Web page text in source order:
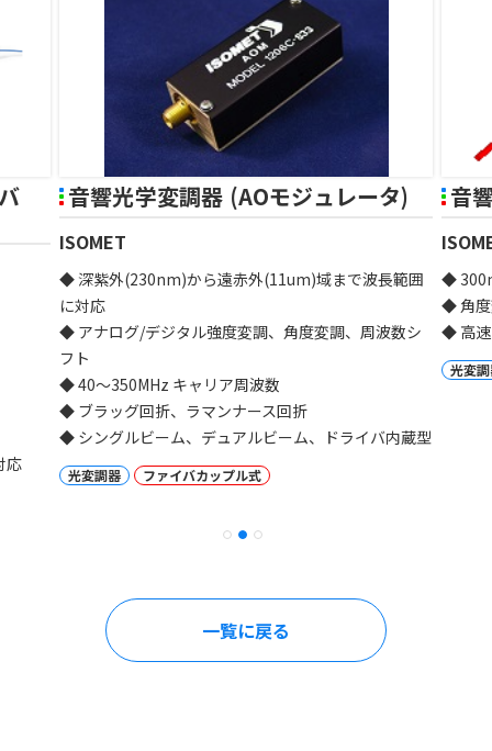
応
音響光学変調器 (AOモジュレータ)
ISOMET
◆ 深紫外(230nm)から遠赤外(11um)域まで波長範囲
に対応
◆ アナログ/デジタル強度変調、角度変調、周波数シ
フト
◆ 40～350MHz キャリア周波数
◆ ブラッグ回折、ラマンナース回折
◆ シングルビーム、デュアルビーム、ドライバ内蔵型
光変調器 ファイバカップル式
音
◆
◆ 角度
◆ 高速
光変
一覧に戻る